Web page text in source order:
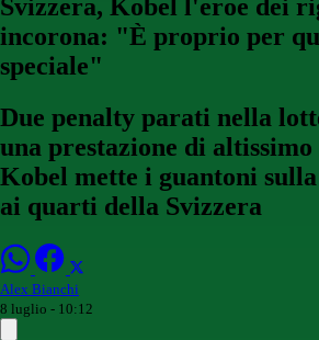
Svizzera, Kobel l'eroe dei
incorona: "È proprio per
speciale"
Due penalty parati nella
una prestazione di
Kobel mette i guantoni
ai quarti della Svizzera
Alex Bianchi
8 luglio - 10:12